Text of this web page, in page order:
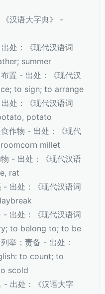
汉语大字典》 -
处：《现代汉语词
summer
置 - 出处：《现代汉
to sign; to arrange
处：《现代汉语词
potato
作物 - 出处：《现代
millet
- 出处：《现代汉语
rat
出处：《现代汉语词
- 出处：《现代汉语词
to belong to; to be
举；责备 - 出处：
to count; to
scold
- 出处：《汉语大字